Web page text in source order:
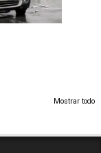
Mostrar todo